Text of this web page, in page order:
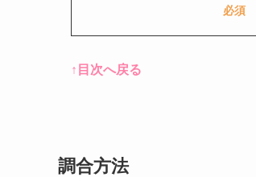
必須
↑目次へ戻る
調合方法